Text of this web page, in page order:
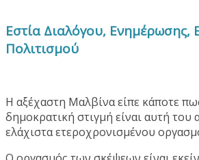
Εστία Διαλόγου, Ενημέρωσης,
Πολιτισμού
Η αξέχαστη Μαλβίνα είπε κάποτε
δημοκρατική στιγμή είναι αυτή του
ελάχιστα ετεροχρονισμένου